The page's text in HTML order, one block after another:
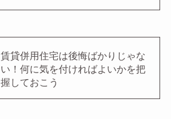
賃貸併用住宅は後悔ばかりじゃな
い！何に気を付ければよいかを把
握しておこう